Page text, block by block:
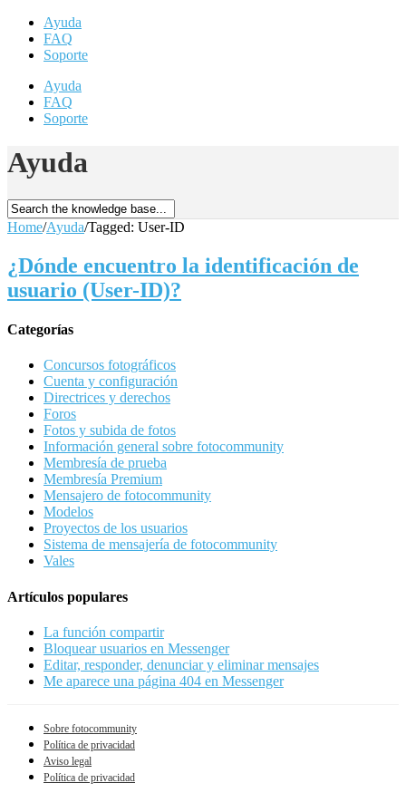
Ayuda
FAQ
Soporte
Ayuda
FAQ
Soporte
Ayuda
Home/Ayuda/Tagged: User-ID
¿Dónde encuentro la identificación de
usuario (User-ID)?
Categorías
Concursos fotográficos
Cuenta y configuración
Directrices y derechos
Foros
Fotos y subida de fotos
Información general sobre fotocommunity
Membresía de prueba
Membresía Premium
Mensajero de fotocommunity
Modelos
Proyectos de los usuarios
Sistema de mensajería de fotocommunity
Vales
Artículos populares
La función compartir
Bloquear usuarios en Messenger
Editar, responder, denunciar y eliminar mensajes
Me aparece una página 404 en Messenger
Sobre fotocommunity
Política de privacidad
Aviso legal
Política de privacidad